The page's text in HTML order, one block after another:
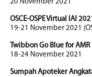
20 November 2021
OSCE-OSPE Virtual IAI
19-21 November 2021
Twibbon Go Blue for AMR
18-24 November 2021
Sumpah Apoteker